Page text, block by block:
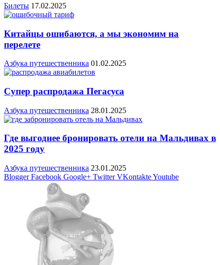
Билеты 17.02.2025
Китайцы ошибаются, а мы экономим на
перелете
Азбука путешественника 01.02.2025
Супер распродажа Пегасуса
Азбука путешественника 28.01.2025
Где выгоднее бронировать отели на Мальдивах в
2025 году
Азбука путешественника 23.01.2025
Blogger Facebook Google+ Twitter VKontakteYoutube